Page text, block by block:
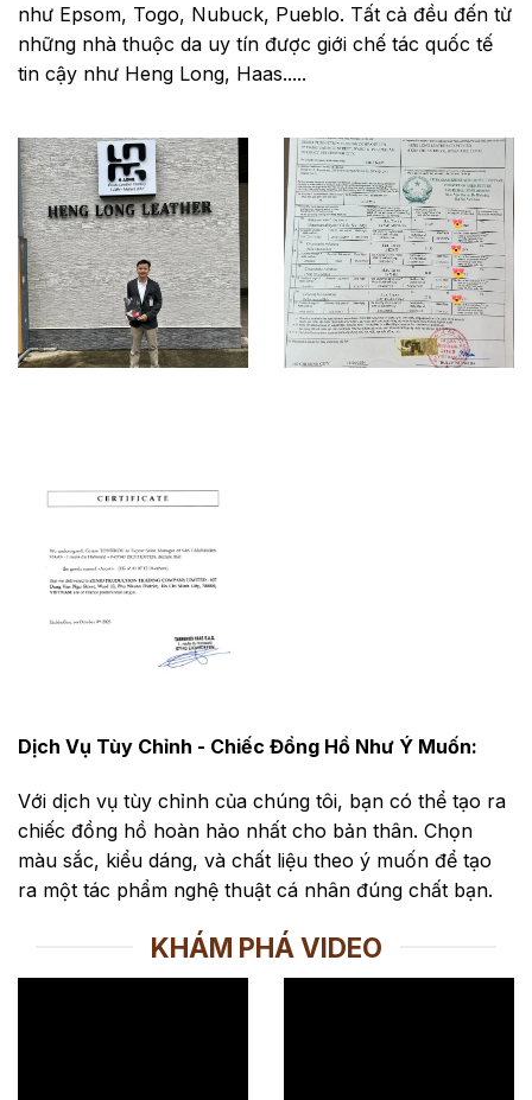
như Epsom, Togo, Nubuck, Pueblo. Tất cả đều đến từ
những nhà thuộc da uy tín được giới chế tác quốc tế
tin cậy như Heng Long, Haas.....
Dịch Vụ Tùy Chỉnh - Chiếc Đồng Hồ Như Ý Muốn:
Với dịch vụ tùy chỉnh của chúng tôi, bạn có thể tạo ra
chiếc đồng hồ hoàn hảo nhất cho bản thân. Chọn
màu sắc, kiểu dáng, và chất liệu theo ý muốn để tạo
ra một tác phẩm nghệ thuật cá nhân đúng chất bạn.
KHÁM PHÁ VIDEO